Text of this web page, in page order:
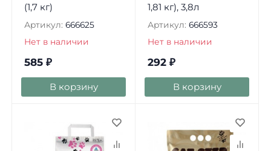
(1,7 кг)
Артикул: 666625
Нет в наличии
585 ₽
В корзину
1,81 кг), 3,8л
Артикул: 666593
Нет в наличии
292 ₽
В корзину